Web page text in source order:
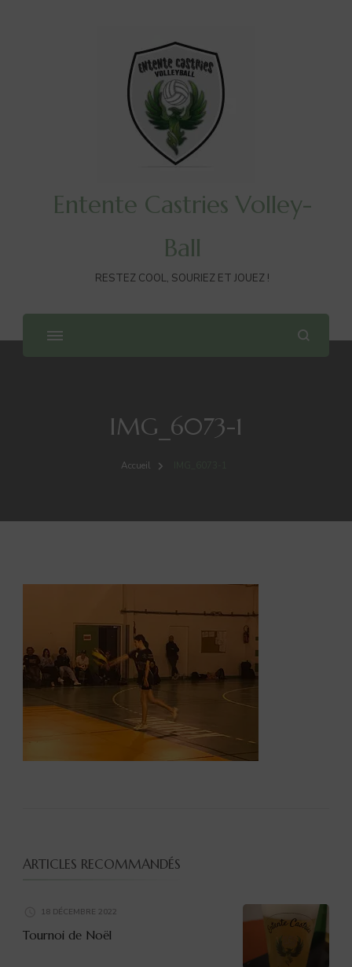
Entente Castries Volley-
Ball
RESTEZ COOL, SOURIEZ ET JOUEZ !
IMG_6073-1
Accueil
ARTICLES RECOMMANDÉS
18 DÉCEMBRE 2022
Tournoi de Noël